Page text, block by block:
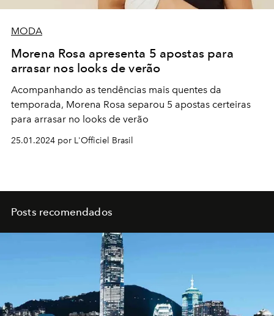
MODA
Morena Rosa apresenta 5 apostas para
arrasar nos looks de verão
Acompanhando as tendências mais quentes da
temporada, Morena Rosa separou 5 apostas certeiras
para arrasar no looks de verão
25.01.2024 por L'Officiel Brasil
Posts recomendados